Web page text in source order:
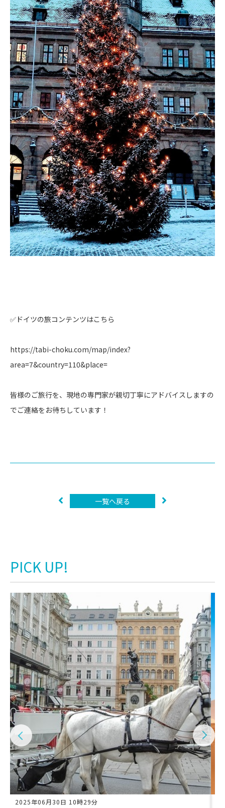
✅ドイツの旅コンテンツはこちら
https://tabi-choku.com/map/index?
area=7&country=110&place=
皆様のご旅行を、現地の専門家が親切丁寧にアドバイスしますの
でご連絡をお待ちしています！
一覧へ戻る
PICK UP!
2025年06月30日 10時29分